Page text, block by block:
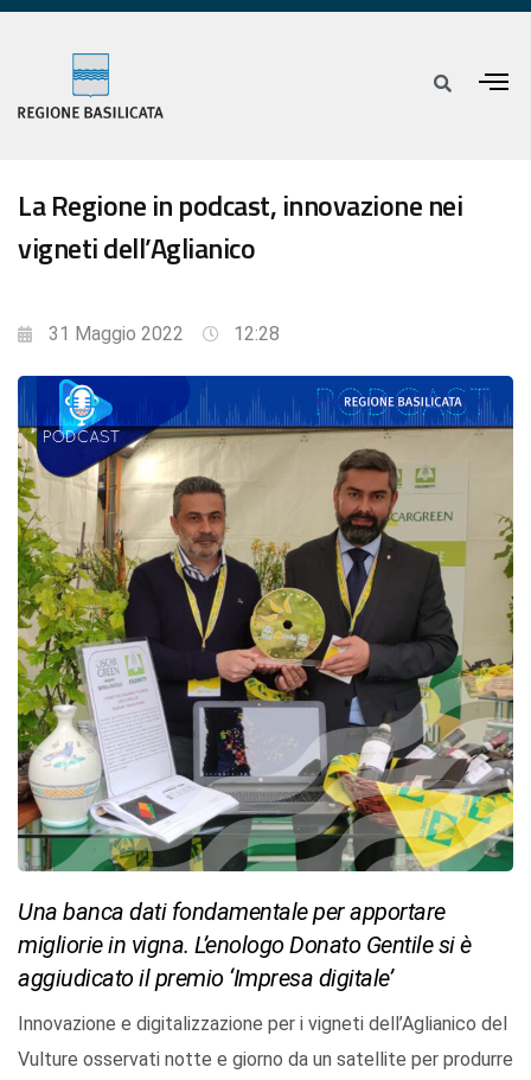
La Regione in podcast, innovazione nei
vigneti dell’Aglianico
31 Maggio 2022 12:28
Una banca dati fondamentale per apportare
migliorie in vigna. L’enologo Donato Gentile si è
aggiudicato il premio ‘Impresa digitale’
Innovazione e digitalizzazione per i vigneti dell’Aglianico del
Vulture osservati notte e giorno da un satellite per produrre